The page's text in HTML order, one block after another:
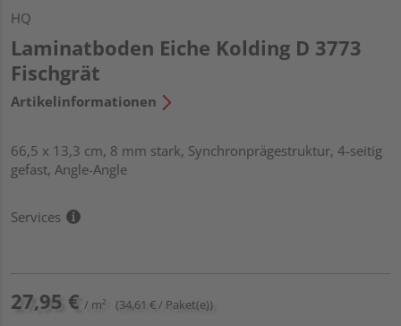
HQ
Laminatboden Eiche Kolding D 3773
Fischgrät
Artikelinformationen
66,5 x 13,3 cm, 8 mm stark, Synchronprägestruktur, 4-seitig
gefast, Angle-Angle
Services
27,95 € / m² (34,61 € / Paket(e))